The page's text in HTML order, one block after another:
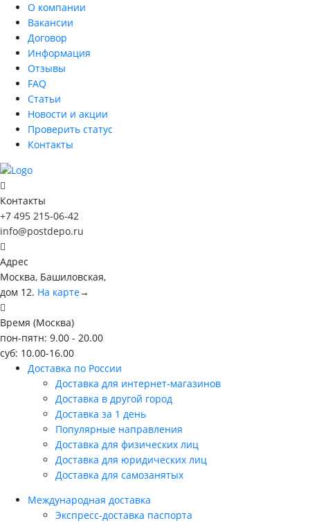
О компании
Вакансии
Договор
Информация
Отзывы
FAQ
Статьи
Новости и акции
Проверить статус
Контакты
Контакты
+7 495 215-06-42
info@postdepo.ru
Адрес
Москва, Башиловская,
дом 12. На карте→
Время (Москва)
пон-пятн: 9.00 - 20.00
суб: 10.00-16.00
Доставка по России
Доставка для интернет-магазинов
Доставка в другой город
Доставка за 1 день
Популярные направления
Доставка для физических лиц
Доставка для юридических лиц
Доставка для самозанятых
Международная доставка
Экспресс-доставка паспорта